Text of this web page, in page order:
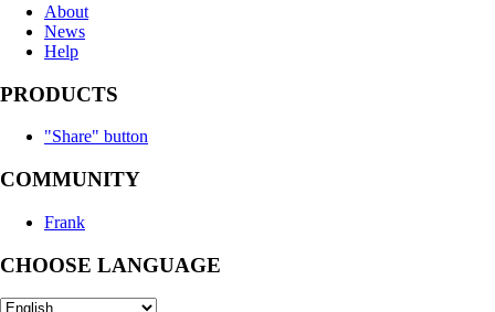
About
News
Help
PRODUCTS
"Share" button
COMMUNITY
Frank
CHOOSE LANGUAGE